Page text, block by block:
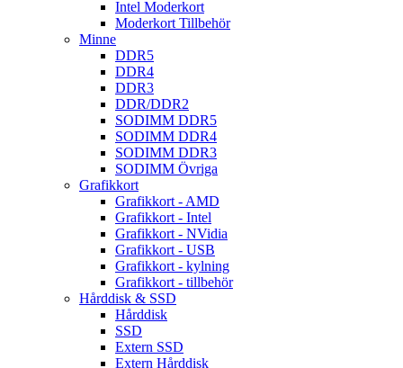
Intel Moderkort
Moderkort Tillbehör
Minne
DDR5
DDR4
DDR3
DDR/DDR2
SODIMM DDR5
SODIMM DDR4
SODIMM DDR3
SODIMM Övriga
Grafikkort
Grafikkort - AMD
Grafikkort - Intel
Grafikkort - NVidia
Grafikkort - USB
Grafikkort - kylning
Grafikkort - tillbehör
Hårddisk & SSD
Hårddisk
SSD
Extern SSD
Extern Hårddisk